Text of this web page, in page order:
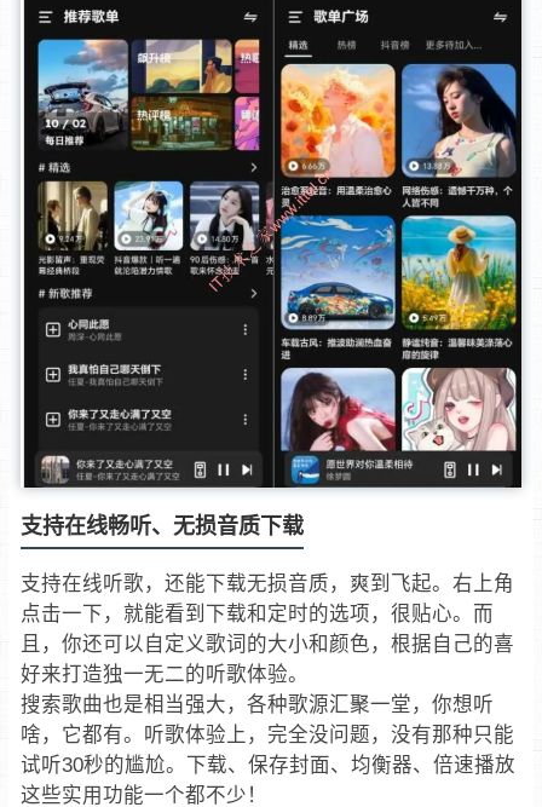
支持在线畅听、无损音质下载
支持在线听歌，还能下载无损音质，爽到飞起。右上角
点击一下，就能看到下载和定时的选项，很贴心。而
且，你还可以自定义歌词的大小和颜色，根据自己的喜
好来打造独一无二的听歌体验。
搜索歌曲也是相当强大，各种歌源汇聚一堂，你想听
啥，它都有。听歌体验上，完全没问题，没有那种只能
试听30秒的尴尬。下载、保存封面、均衡器、倍速播放
这些实用功能一个都不少！